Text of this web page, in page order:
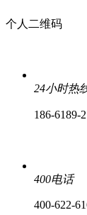
个人二维码
24小时热
186-6189-
400电话
400-622-